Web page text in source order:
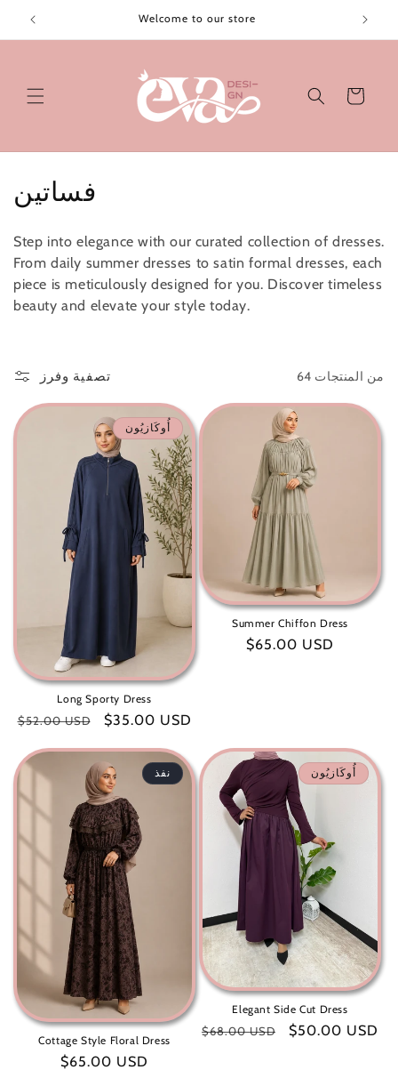
الى
Welcome to our store
التسوق
م
م
و
ة
فساتين
Step into elegance with our curated collection of dresses.
From daily summer dresses to satin formal dresses, each
piece is meticulously designed for you. Discover timeless
beauty and elevate your style today.
تصفية وفرز 64 من المنتجات
أُوكَازيُون
Long Sporty Dress
سعر
$52.00 USD
سعر
$35.00 USD
Summer Chiffon Dress
سعر
$65.00 USD
نفذ
Cottage Style Floral Dress
سعر
$65.00 USD
أُوكَازيُون
Elegant Side Cut Dress
سعر
$68.00 USD
سعر
$50.00 USD